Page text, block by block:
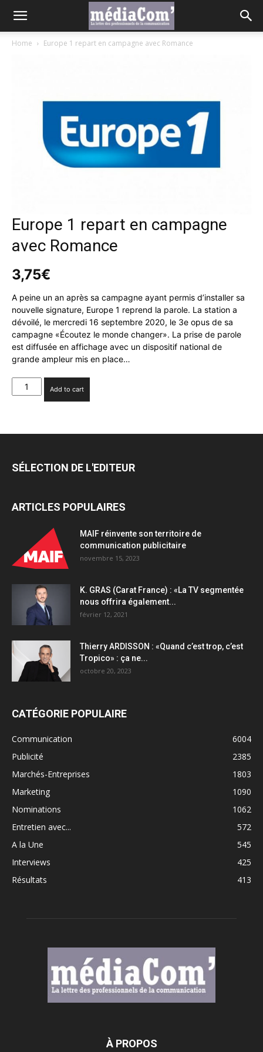
Home Europe 1 repart en campagne avec Romance
Europe 1 repart en campagne
avec Romance
3,75€
A peine un an après sa campagne ayant permis d’installer sa
nouvelle signature, Europe 1 reprend la parole. La station a
dévoilé, le mercredi 16 septembre 2020, le 3e opus de sa
campagne «Écoutez le monde changer». La prise de parole
est diffusée en affichage avec un dispositif national de
grande ampleur mis en place…
Europe
1
campagne
quantity
Add to cart
SÉLECTION DE L'EDITEUR
ARTICLES POPULAIRES
MAIF réinvente son territoire de
communication publicitaire
novembre 15, 2023
K. GRAS (Carat France) : «La TV segmentée
nous offrira également...
février 12, 2021
Thierry ARDISSON : «Quand c’est trop, c’est
Tropico» : ça ne...
octobre 20, 2023
CATÉGORIE POPULAIRE
Communication
6004
Publicité
2385
Marchés-Entreprises
1803
Marketing
1090
Nominations
1062
Entretien avec...
572
A la Une
545
Interviews
425
Résultats
413
À PROPOS